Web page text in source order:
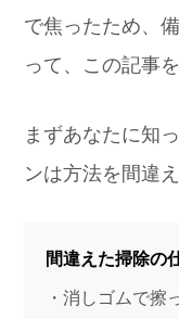
で焦ったため、
って、この記事
まずあなたに知
ンは方法を間違
間違えた掃除の
・消しゴムで擦